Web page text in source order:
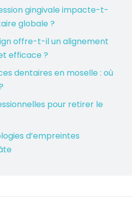
gingivale impacte-t-
globale ?
offre-t-il un alignement
efficace ?
dentaires en moselle : où
pour retirer le
d’empreintes